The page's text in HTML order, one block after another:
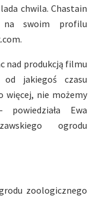
chwila. Chastain
na swoim profilu
nad produkcją filmu
od jakiegoś czasu
więcej, nie możemy
Ewa
ogrodu
zoologicznego